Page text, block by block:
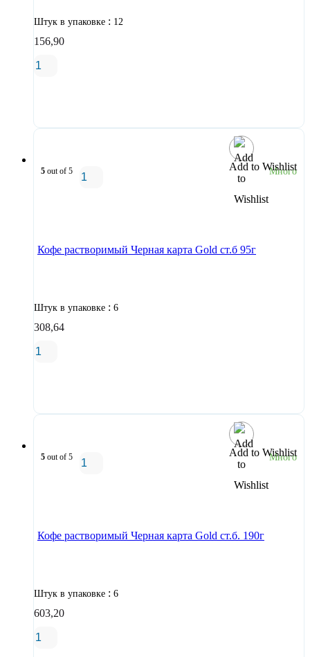
Штук в упаковке : 12
156,90
Add to Wishlist
5 out of 5 Много
Кофе растворимый Черная карта Gold ст.б 95г
Штук в упаковке : 6
308,64
Add to Wishlist
5 out of 5 Много
Кофе растворимый Черная карта Gold ст.б. 190г
Штук в упаковке : 6
603,20